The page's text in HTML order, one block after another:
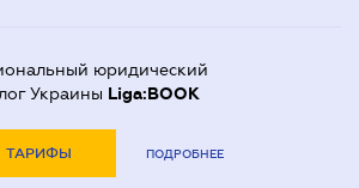
юридический
Украины Liga:BOOK
ТАРИФЫ ПОДРОБНЕЕ